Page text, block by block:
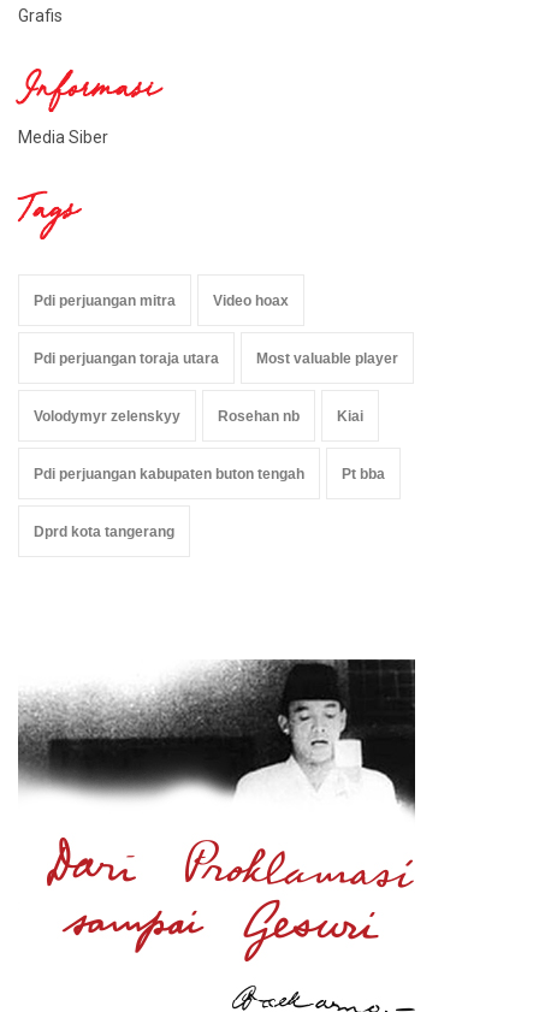
Grafis
Informasi
Media Siber
Tags
Pdi perjuangan mitra Video hoax
Pdi perjuangan toraja utara Most valuable player
Volodymyr zelenskyy Rosehan nb Kiai
Pdi perjuangan kabupaten buton tengah Pt bba
Dprd kota tangerang